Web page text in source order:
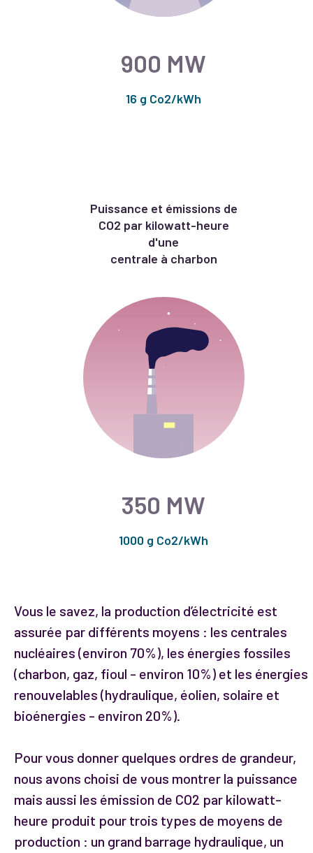
900 MW
16 g Co2/kWh
Puissance et émissions de
CO2 par kilowatt-heure
d'une
centrale à charbon
350 MW
1000 g Co2/kWh
Vous le savez, la production d’électricité est
assurée par différents moyens : les centrales
nucléaires (environ 70%), les énergies fossiles
(charbon, gaz, fioul - environ 10%) et les énergies
renouvelables (hydraulique, éolien, solaire et
bioénergies - environ 20%).
Pour vous donner quelques ordres de grandeur,
nous avons choisi de vous montrer la puissance
mais aussi les émission de CO2 par kilowatt-
heure produit pour trois types de moyens de
production : un grand barrage hydraulique, un